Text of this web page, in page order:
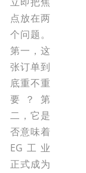
点放在两
个问题。
第一，这
张订单到
底重不重
要？第
二，它是
否意味着
EG工业
正式成为